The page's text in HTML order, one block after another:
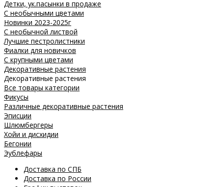
Детки, ук.пасынки в продаже
С необычными цветами
Новинки 2023-2025г
С необычной листвой
Лучшие пестролистники
Фиалки для новичков
С крупными цветами
Декоративные растения
Декоративные растения
Все товары категории
Фикусы
Различные декоративные растения
Эписции
Шлюмбергеры
Хойи и дисхидии
Бегонии
Эублефары
Доставка по СПБ
Доставка по России